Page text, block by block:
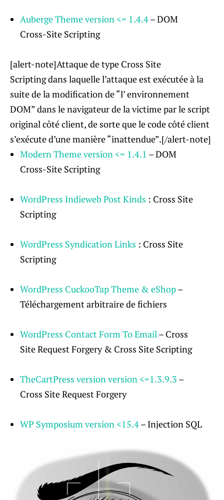
Auberge Themeversion <= 1.4.4– DOM
Cross-Site Scripting
[alert-note]Attaque de type Cross Site
Scripting dans laquelle l’attaque est exécutée à la
suite de la modification de “l’ environnement
DOM” ​​dans le navigateur de la victime par le script
original côté client, de sorte que le code côté client
s’exécute d’une manière “inattendue”.[/alert-note]
Modern Themeversion <= 1.4.1 – DOM
Cross-Site Scripting
WordPress Indieweb Post Kinds : Cross Site
Scripting
WordPress Syndication Links : Cross Site
Scripting
WordPress CuckooTap Theme & eShop–
Téléchargement arbitraire de fichiers
WordPress Contact Form To Email– Cross
Site Request Forgery & Cross Site Scripting
TheCartPress versionversion <=1.3.9.3 –
Cross Site Request Forgery
WP Symposium version <15.4– Injection SQL